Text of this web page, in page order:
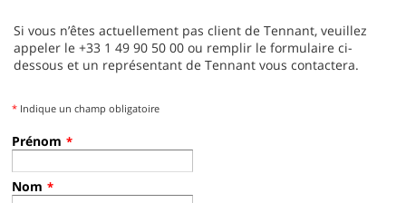
Si vous n’êtes actuellement pas client de Tennant, veuillez
appeler le +33 1 49 90 50 00 ou remplir le formulaire ci-
dessous et un représentant de Tennant vous contactera.
* Indique un champ obligatoire
Prénom *
Nom *